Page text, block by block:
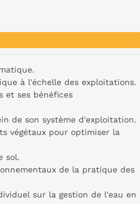
à l'échelle des exploitations.
et ses bénéfices
de son système d'exploitation.
végétaux pour optimiser la
sol.
de la pratique des
sur la gestion de l'eau en